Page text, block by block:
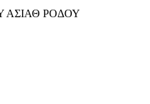
ΑΣΙΑΘ ΡΟΔΟΥ